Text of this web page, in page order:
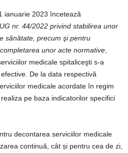
ianuarie 2023 încetează
nr. 44/2022 privind stabilirea unor
sănătate, precum şi pentru
unor acte normative
medicale spitaliceşti s-a
De la data respectivă
medicale acordate în regim
pe baza indicatorilor specifici
decontarea serviciilor medicale
continuă, cât și pentru cea de zi,